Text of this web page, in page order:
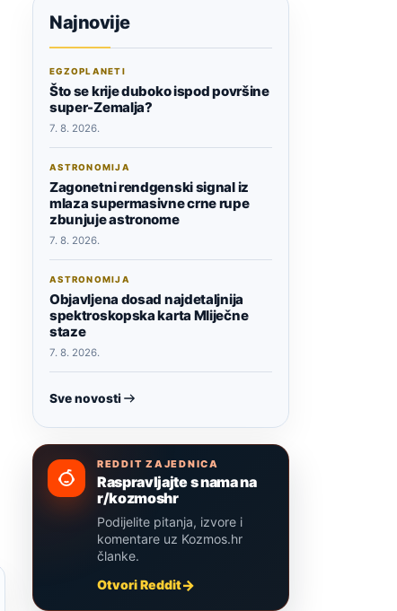
Najnovije
EGZOPLANETI
Što se krije duboko ispod površine
super-Zemalja?
7. 8. 2026.
ASTRONOMIJA
Zagonetni rendgenski signal iz
mlaza supermasivne crne rupe
zbunjuje astronome
7. 8. 2026.
ASTRONOMIJA
Objavljena dosad najdetaljnija
spektroskopska karta Mliječne
staze
7. 8. 2026.
Sve novosti
REDDIT ZAJEDNICA
Raspravljajte s nama na
r/kozmoshr
Podijelite pitanja, izvore i
komentare uz Kozmos.hr
članke.
Otvori Reddit